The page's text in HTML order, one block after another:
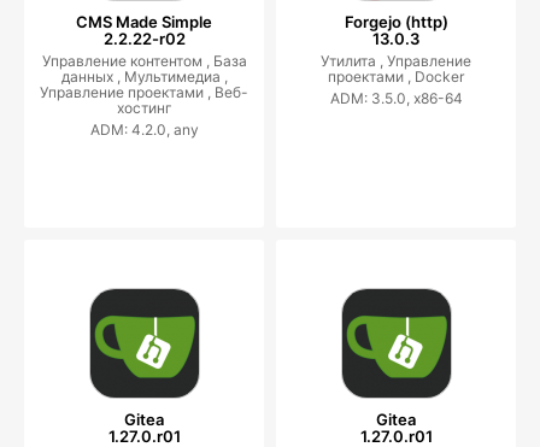
CMS Made Simple
2.2.22-r02
Управление контентом , База
данных , Мультимедиа ,
Управление проектами , Веб-
хостинг
ADM: 4.2.0, any
Forgejo (http)
13.0.3
Утилита , Управление
проектами , Docker
ADM: 3.5.0, x86-64
Gitea
1.27.0.r01
Gitea
1.27.0.r01